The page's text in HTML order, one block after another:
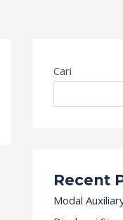
Cari
Recent
Modal